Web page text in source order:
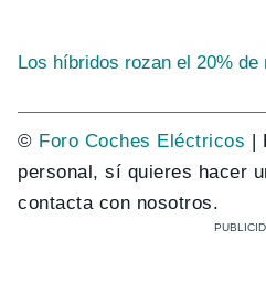
Los híbridos rozan el 20% de
© Foro Coches Eléctricos |
personal, sí quieres hacer
contacta con nosotros.